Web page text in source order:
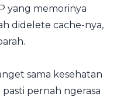
yang memorinya
didelete cache-nya,
sama kesehatan
pernah ngerasa